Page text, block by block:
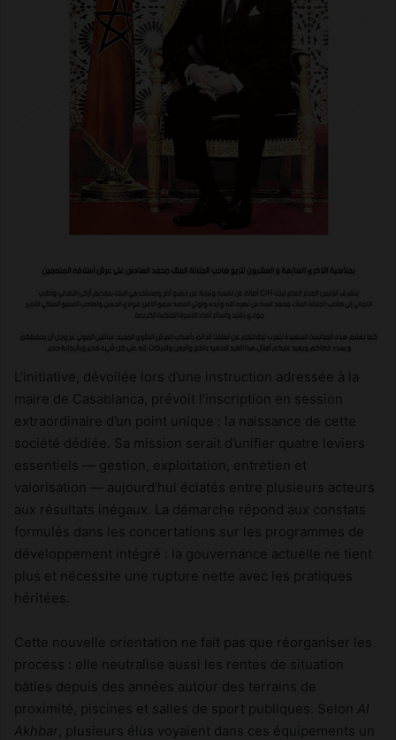
L’initiative, dévoilée lors d’une instruction adressée à la
maire de Casablanca, prévoit l’inscription en session
extraordinaire d’un point unique : la naissance de cette
société dédiée. Sa mission serait d’unifier quatre leviers
essentiels — gestion, exploitation, entretien et
valorisation — aujourd’hui éclatés entre plusieurs acteurs
aux résultats inégaux. La démarche répond aux constats
formulés dans les concertations sur les programmes de
développement intégré : la gouvernance actuelle ne tient
plus et nécessite une rupture nette avec les pratiques
héritées.
Cette nouvelle orientation ne fait pas que réorganiser les
process : elle neutralise aussi les rentes de situation
bâties depuis des années autour des terrains de
proximité, piscines et salles de sport publiques. Selon Al
Akhbar , plusieurs élus voyaient dans ces équipements un